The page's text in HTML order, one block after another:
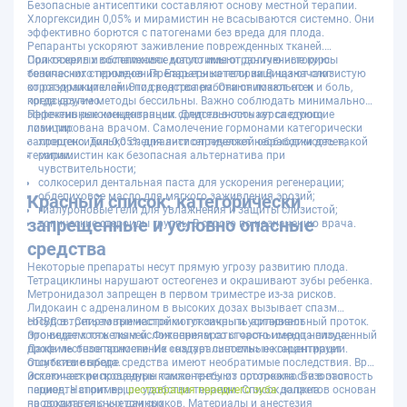
Безопасные антисептики составляют основу местной терапии.
Хлоргексидин 0,05% и мирамистин не всасываются системно. Они
эффективно борются с патогенами без вреда для плода.
Репаранты ускоряют заживление поврежденных тканей.
Солкосерил и облепиховое масло имеют долгую историю
безопасного применения. Барьерные гели защищают слизистую
от раздражителей. Эти средства работают локально и
предсказуемо.
При тяжелых воспалениях допустимы ограниченные курсы
топических стероидов. Препараты категории B назначают
короткими циклами под контролем. Они снимают отек и боль,
когда другие методы бессильны. Важно соблюдать минимально
эффективные концентрации. Длительность курса строго
лимитирована врачом. Самолечение гормонами категорически
запрещено. Только специалист определяет необходимость такой
терапии.
Перечень рекомендованных средств включает следующие
позиции:
хлоргексидин 0,05% для антисептической обработки десен;
мирамистин как безопасная альтернатива при
чувствительности;
солкосерил дентальная паста для ускорения регенерации;
облепиховое масло для мягкого заживления эрозий;
гиалуроновые гели для увлажнения и защиты слизистой;
топические стероиды группы B строго по назначению врача.
Красный список: категорически
запрещенные и условно опасные
средства
Некоторые препараты несут прямую угрозу развитию плода.
Тетрациклины нарушают остеогенез и окрашивают зубы ребенка.
Метронидазол запрещен в первом триместре из-за рисков.
Лидокаин с адреналином в высоких дозах вызывает спазм
сосудов. Спиртовые настойки токсичны и усиливают
проницаемость тканей. Фитопрепараты часто имеют неизученный
профиль безопасности. Их «натуральность» не гарантирует
отсутствие вреда.
НПВС в третьем триместре могут закрыть артериальный проток.
Это ведет к тяжелым осложнениям со стороны сердца плода.
Даже местное применение создает системные концентрации.
Ошибки в выборе средства имеют необратимые последствия. Врач
исключает рискованные компоненты из протокола. Безопасность
пациента стоит выше удобства терапии. Список запретов основан
на доказательных данных.
Эстетические процедуры также требуют осторожности в этот
период. Например,реставрация переднего зубадолжна
проводиться с учетом сроков. Материалы и анестезия